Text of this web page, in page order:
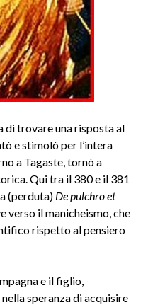
di trovare una risposta al
e stimolò per l’intera
a Tagaste, tornò a
Qui tra il 380 e il 381
(perduta) De pulchro et
verso il manicheismo, che
rispetto al pensiero
e il figlio,
speranza di acquisire